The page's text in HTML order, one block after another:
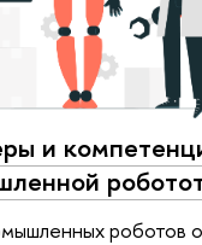
и
роботов